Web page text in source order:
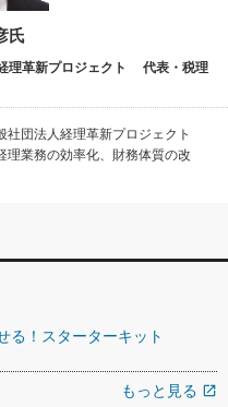
氏
理革新プロジェクト 代表・税理
社団法人経理革新プロジェクト
理業務の効率化、財務体質の改
る！スターターキット
もっと見る open_in_new